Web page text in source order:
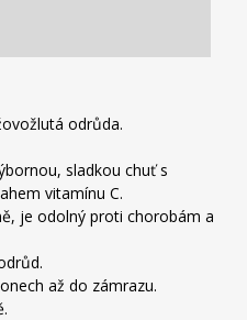
odrůda.
sladkou chuť s
vitamínu C.
je odolný proti chorobám a
až do zámrazu.